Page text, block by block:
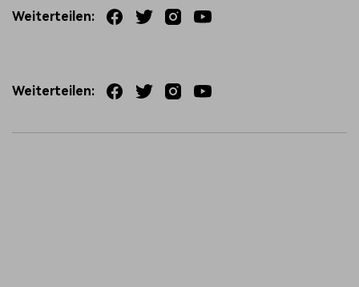
Weiterteilen:
Weiterteilen: